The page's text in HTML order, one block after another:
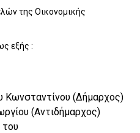
της Οικονομικής
εξής :
Κωνσταντίνου (Δήμαρχος)
(Αντιδήμαρχος)